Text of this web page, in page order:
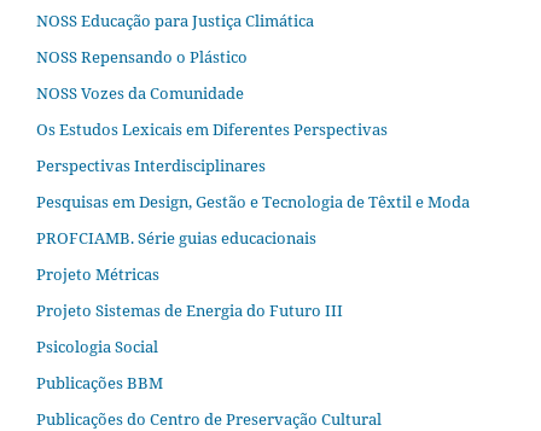
NOSS Educação para Justiça Climática
NOSS Repensando o Plástico
NOSS Vozes da Comunidade
Os Estudos Lexicais em Diferentes Perspectivas
Perspectivas Interdisciplinares
Pesquisas em Design, Gestão e Tecnologia de Têxtil e Moda
PROFCIAMB. Série guias educacionais
Projeto Métricas
Projeto Sistemas de Energia do Futuro III
Psicologia Social
Publicações BBM
Publicações do Centro de Preservação Cultural